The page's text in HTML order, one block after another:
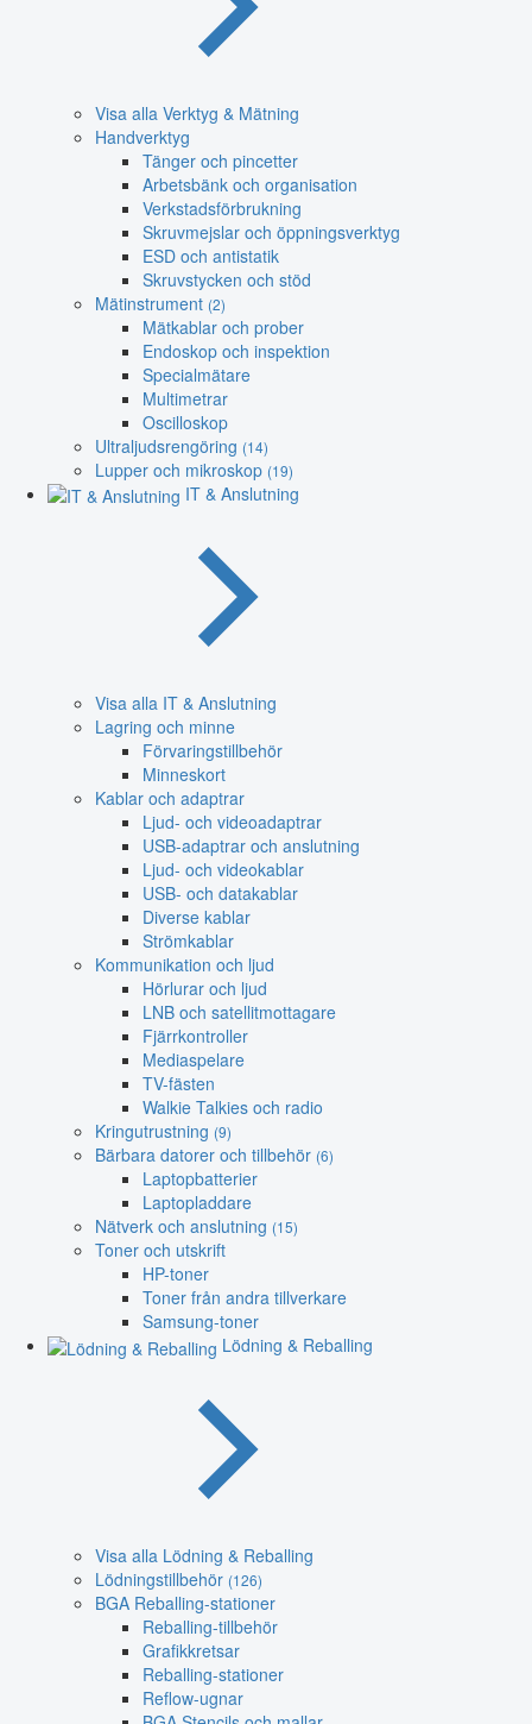
Visa alla Verktyg & Mätning
Handverktyg
Tänger och pincetter
Arbetsbänk och organisation
Verkstadsförbrukning
Skruvmejslar och öppningsverktyg
ESD och antistatik
Skruvstycken och stöd
Mätinstrument (2)
Mätkablar och prober
Endoskop och inspektion
Specialmätare
Multimetrar
Oscilloskop
Ultraljudsrengöring (14)
Lupper och mikroskop (19)
IT & Anslutning
Visa alla IT & Anslutning
Lagring och minne
Förvaringstillbehör
Minneskort
Kablar och adaptrar
Ljud- och videoadaptrar
USB-adaptrar och anslutning
Ljud- och videokablar
USB- och datakablar
Diverse kablar
Strömkablar
Kommunikation och ljud
Hörlurar och ljud
LNB och satellitmottagare
Fjärrkontroller
Mediaspelare
TV-fästen
Walkie Talkies och radio
Kringutrustning (9)
Bärbara datorer och tillbehör (6)
Laptopbatterier
Laptopladdare
Nätverk och anslutning (15)
Toner och utskrift
HP-toner
Toner från andra tillverkare
Samsung-toner
Lödning & Reballing
Visa alla Lödning & Reballing
Lödningstillbehör (126)
BGA Reballing-stationer
Reballing-tillbehör
Grafikkretsar
Reballing-stationer
Reflow-ugnar